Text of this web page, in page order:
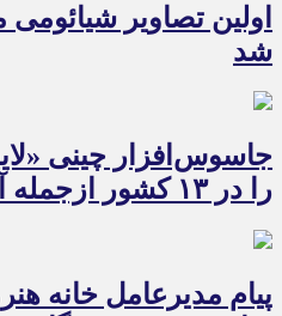
شد
جاسوس‌افزار چینی
را در ۱۳ کشور ازجمله آمریکا هدف گرفت
پیام مدیرعامل خانه